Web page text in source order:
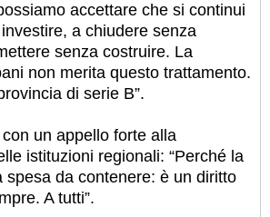
accettare che si continui
a chiudere senza
senza costruire. La
non merita questo trattamento.
di serie B”.
un appello forte alla
istituzioni regionali: “Perché la
spesa da contenere: è un diritto
A tutti”.